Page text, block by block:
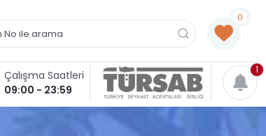
0
Çalışma Saatleri
09:00 - 23:59
1